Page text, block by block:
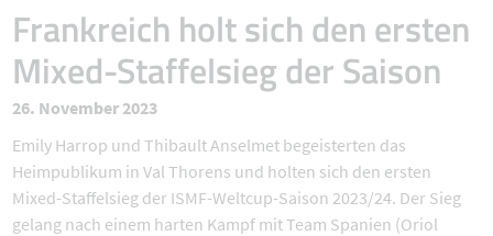
Frankreich holt sich den ersten
Mixed-Staffelsieg der Saison
26. November 2023
Emily Harrop und Thibault Anselmet begeisterten das
Heimpublikum in Val Thorens und holten sich den ersten
Mixed-Staffelsieg der ISMF-Weltcup-Saison 2023/24. Der Sieg
gelang nach einem harten Kampf mit Team Spanien (Oriol